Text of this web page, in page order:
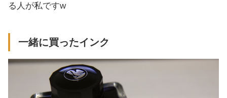
る人が私ですw
一緒に買ったインク